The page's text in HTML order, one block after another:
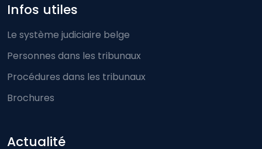
Infos utiles
Le système judiciaire belge
Personnes dans les tribunaux
Procédures dans les tribunaux
Brochures
Actualité